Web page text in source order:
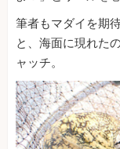
筆者もマダイを期
と、海面に現れた
ャッチ。